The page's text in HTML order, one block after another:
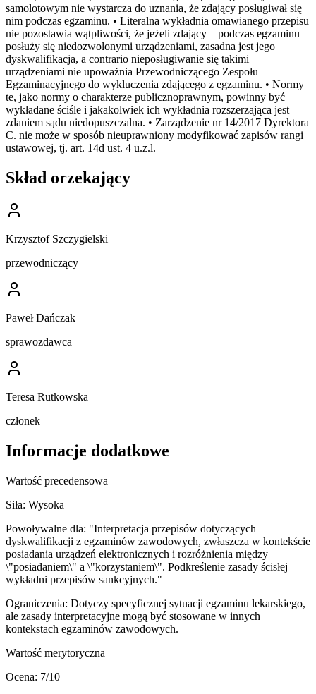
samolotowym nie wystarcza do uznania, że zdający posługiwał się
nim podczas egzaminu. • Literalna wykładnia omawianego przepisu
nie pozostawia wątpliwości, że jeżeli zdający – podczas egzaminu –
posłuży się niedozwolonymi urządzeniami, zasadna jest jego
dyskwalifikacja, a contrario nieposługiwanie się takimi
urządzeniami nie upoważnia Przewodniczącego Zespołu
Egzaminacyjnego do wykluczenia zdającego z egzaminu. • Normy
te, jako normy o charakterze publicznoprawnym, powinny być
wykładane ściśle i jakakolwiek ich wykładnia rozszerzająca jest
zdaniem sądu niedopuszczalna. • Zarządzenie nr 14/2017 Dyrektora
C. nie może w sposób nieuprawniony modyfikować zapisów rangi
ustawowej, tj. art. 14d ust. 4 u.z.l.
Skład orzekający
Krzysztof Szczygielski
przewodniczący
Paweł Dańczak
sprawozdawca
Teresa Rutkowska
członek
Informacje dodatkowe
Wartość precedensowa
Siła: Wysoka
Powoływalne dla: "Interpretacja przepisów dotyczących
dyskwalifikacji z egzaminów zawodowych, zwłaszcza w kontekście
posiadania urządzeń elektronicznych i rozróżnienia między
\"posiadaniem\" a \"korzystaniem\". Podkreślenie zasady ścisłej
wykładni przepisów sankcyjnych."
Ograniczenia: Dotyczy specyficznej sytuacji egzaminu lekarskiego,
ale zasady interpretacyjne mogą być stosowane w innych
kontekstach egzaminów zawodowych.
Wartość merytoryczna
Ocena: 7/10